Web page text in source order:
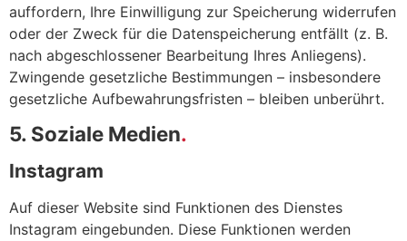
auffordern, Ihre Einwilligung zur Speicherung widerrufen
oder der Zweck für die Datenspeicherung entfällt (z. B.
nach abgeschlossener Bearbeitung Ihres Anliegens).
Zwingende gesetzliche Bestimmungen – insbesondere
gesetzliche Aufbewahrungsfristen – bleiben unberührt.
5. Soziale Medien
Instagram
Auf dieser Website sind Funktionen des Dienstes
Instagram eingebunden. Diese Funktionen werden